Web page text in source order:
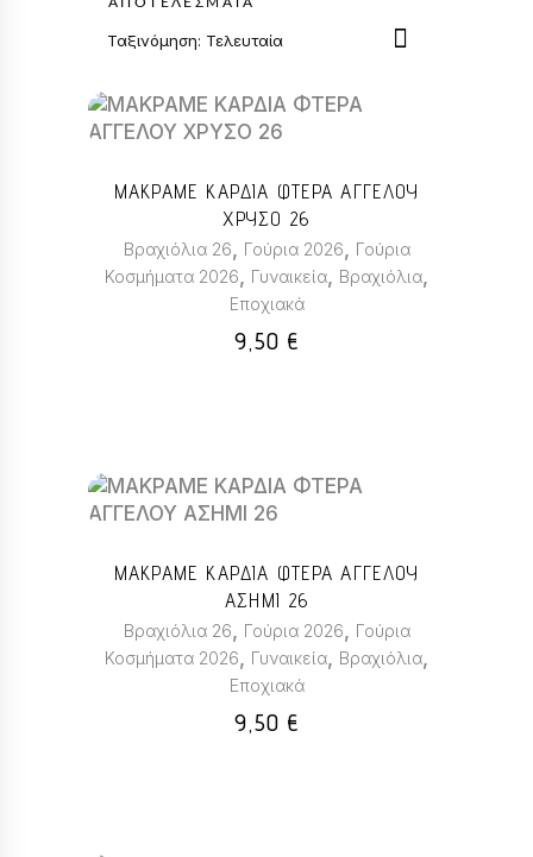
LATEST
Ταξινόμηση: Τελευταία
Αυτό
το
έχει
πολλαπλές
παραλλαγές.
Οι
επιλογές
μπορούν
του
προϊόντος
ΜΑΚΡΑΜΕ ΚΑΡΔΙΑ ΦΤΕΡΑ ΑΓΓΕΛΟΥ
ΧΡΥΣΟ 26
Βραχιόλια 26, Γούρια 2026, Γούρια
Κοσμήματα 2026, Γυναικεία, Βραχιόλια,
Εποχιακά
9,50 €
Αυτό
το
έχει
πολλαπλές
παραλλαγές.
Οι
επιλογές
μπορούν
ΜΑΚΡΑΜΕ ΚΑΡΔΙΑ ΦΤΕΡΑ ΑΓΓΕΛΟΥ
ΑΣΗΜΙ 26
Βραχιόλια 26, Γούρια 2026, Γούρια
Κοσμήματα 2026, Γυναικεία, Βραχιόλια,
Εποχιακά
9,50 €